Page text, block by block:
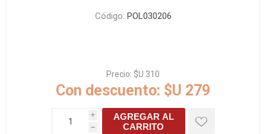
Código: POL030206
Precio: $U 310
Con descuento: $U 279
i
h
AGREGAR AL
CARRITO